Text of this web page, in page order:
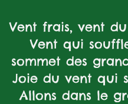
Vent frais, vent
Vent qui
sommet des
Joie du vent qui
Allons dans le